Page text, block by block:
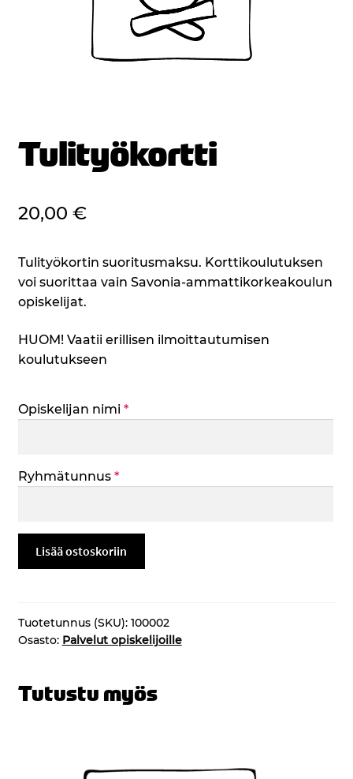
Tulityökortti
20,00 €
Tulityökortin suoritusmaksu. Korttikoulutuksen
voi suorittaa vain Savonia-ammattikorkeakoulun
opiskelijat.
HUOM! Vaatii erillisen ilmoittautumisen
koulutukseen
Opiskelijan nimi *
Ryhmätunnus *
Lisää ostoskoriin
Tuotetunnus (SKU): 100002
Osasto: Palvelut opiskelijoille
Tutustu myös